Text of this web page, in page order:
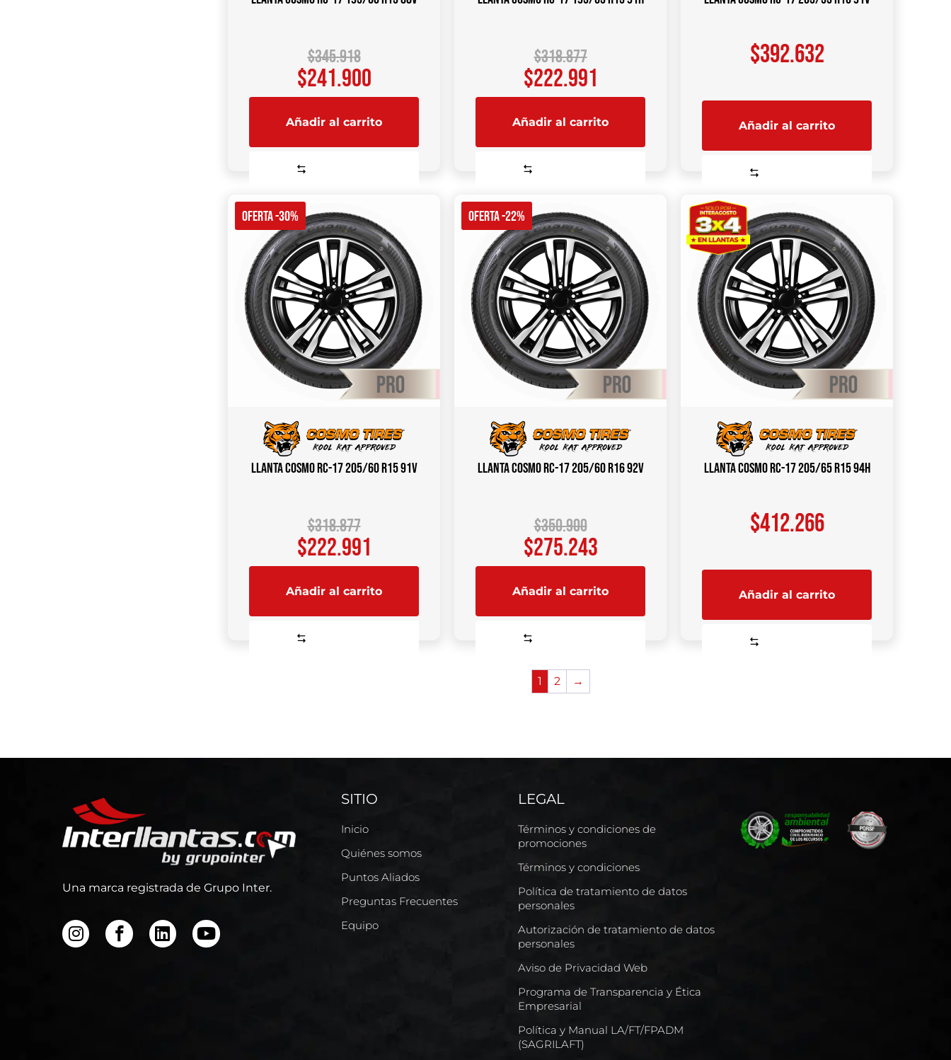
$345.918
$241.900
Añadir al carrito
$318.877
$222.991
Añadir al carrito
$392.632
Añadir al carrito
OFERTA -30%
Llanta COSMO RC-17 205/60 R15 91V
$318.877
$222.991
Añadir al carrito
OFERTA -22%
Llanta COSMO RC-17 205/60 R16 92V
$350.900
$275.243
Añadir al carrito
Llanta COSMO RC-17 205/65 R15 94H
$412.266
Añadir al carrito
1 2 →
Una marca registrada de Grupo Inter.
SITIO
Inicio
Quiénes somos
Puntos Aliados
Preguntas Frecuentes
Equipo
LEGAL
Términos y condiciones de
promociones
Términos y condiciones
Política de tratamiento de datos
personales
Autorización de tratamiento de datos
personales
Aviso de Privacidad Web
Programa de Transparencia y Ética
Empresarial
Política y Manual LA/FT/FPADM
(SAGRILAFT)